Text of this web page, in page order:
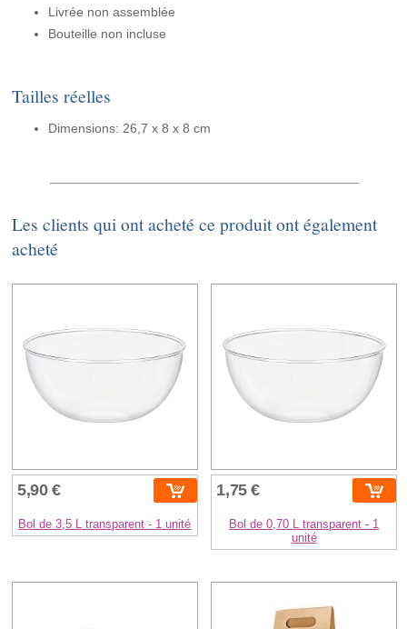
Livrée non assemblée
Bouteille non incluse
Tailles réelles
Dimensions: 26,7 x 8 x 8 cm
Les clients qui ont acheté ce produit ont également
acheté
5,90 €
Bol de 3,5 L transparent - 1 unité
1,75 €
Bol de 0,70 L transparent - 1
unité